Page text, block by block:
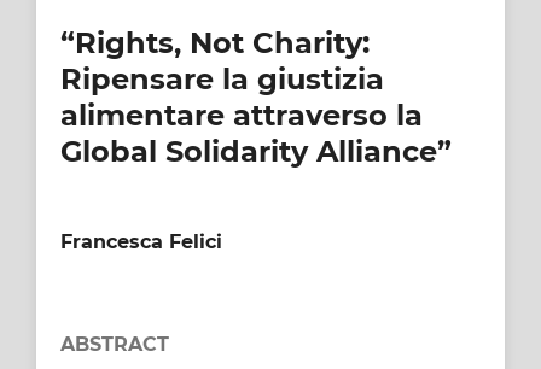
“Rights, Not Charity:
Ripensare la giustizia
alimentare attraverso la
Global Solidarity Alliance”
Francesca Felici
ABSTRACT